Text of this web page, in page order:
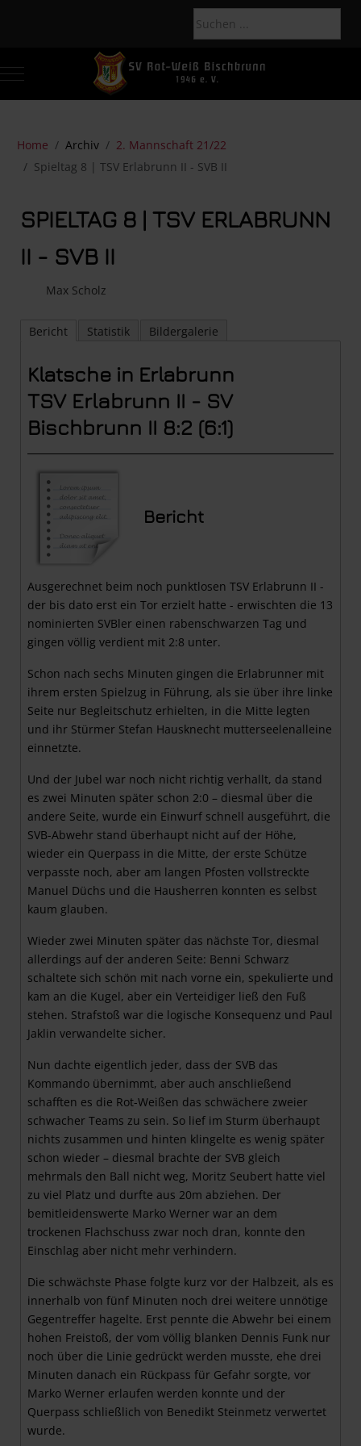
Mobile Menu Toggle
Home Archiv
2. Mannschaft 21/22
Spieltag 8 | TSV Erlabrunn II - SVB II
SPIELTAG 8 | TSV ERLABRUNN
II - SVB II
Max Scholz
Bericht Statistik Bildergalerie
Klatsche in Erlabrunn
TSV Erlabrunn II - SV
Bischbrunn II 8:2 (6:1)
Bericht
Ausgerechnet beim noch punktlosen TSV Erlabrunn II -
der bis dato erst ein Tor erzielt hatte - erwischten die 13
nominierten SVBler einen rabenschwarzen Tag und
gingen völlig verdient mit 2:8 unter.
Schon nach sechs Minuten gingen die Erlabrunner mit
ihrem ersten Spielzug in Führung, als sie über ihre linke
Seite nur Begleitschutz erhielten, in die Mitte legten
und ihr Stürmer Stefan Hausknecht mutterseelenalleine
einnetzte.
Und der Jubel war noch nicht richtig verhallt, da stand
es zwei Minuten später schon 2:0 – diesmal über die
andere Seite, wurde ein Einwurf schnell ausgeführt, die
SVB-Abwehr stand überhaupt nicht auf der Höhe,
wieder ein Querpass in die Mitte, der erste Schütze
verpasste noch, aber am langen Pfosten vollstreckte
Manuel Düchs und die Hausherren konnten es selbst
kaum glauben.
Wieder zwei Minuten später das nächste Tor, diesmal
allerdings auf der anderen Seite: Benni Schwarz
schaltete sich schön mit nach vorne ein, spekulierte und
kam an die Kugel, aber ein Verteidiger ließ den Fuß
stehen. Strafstoß war die logische Konsequenz und Paul
Jaklin verwandelte sicher.
Nun dachte eigentlich jeder, dass der SVB das
Kommando übernimmt, aber auch anschließend
schafften es die Rot-Weißen das schwächere zweier
schwacher Teams zu sein. So lief im Sturm überhaupt
nichts zusammen und hinten klingelte es wenig später
schon wieder – diesmal brachte der SVB gleich
mehrmals den Ball nicht weg, Moritz Seubert hatte viel
zu viel Platz und durfte aus 20m abziehen. Der
bemitleidenswerte Marko Werner war an dem
trockenen Flachschuss zwar noch dran, konnte den
Einschlag aber nicht mehr verhindern.
Die schwächste Phase folgte kurz vor der Halbzeit, als es
innerhalb von fünf Minuten noch drei weitere unnötige
Gegentreffer hagelte. Erst pennte die Abwehr bei einem
hohen Freistoß, der vom völlig blanken Dennis Funk nur
noch über die Linie gedrückt werden musste, ehe drei
Minuten danach ein Rückpass für Gefahr sorgte, vor
Marko Werner erlaufen werden konnte und der
Querpass schließlich von Benedikt Steinmetz verwertet
wurde.